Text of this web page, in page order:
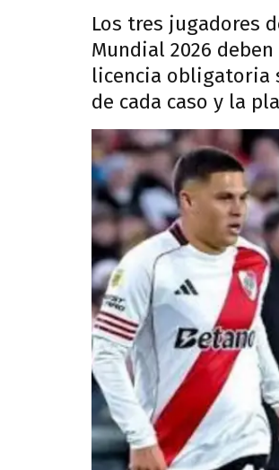
Los tres jugadores
Mundial 2026
licencia obligatoria
de cada caso y la